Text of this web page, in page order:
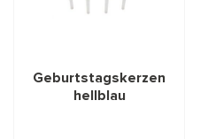
Geburtstagskerzen
hellblau